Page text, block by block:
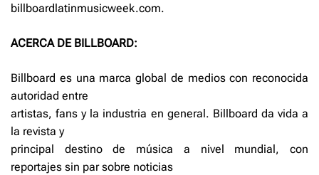
billboardlatinmusicweek.com.
ACERCA DE BILLBOARD:
Billboard es una marca global de medios con reconocida
autoridad entre
artistas, fans y la industria en general. Billboard da vida a
la revista y
principal destino de música a nivel mundial, con
reportajes sin par sobre noticias